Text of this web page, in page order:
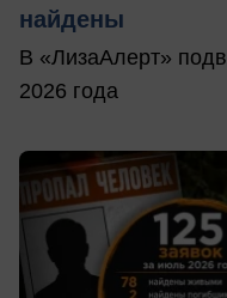
найдены
В «ЛизаАлерт»
2026 года